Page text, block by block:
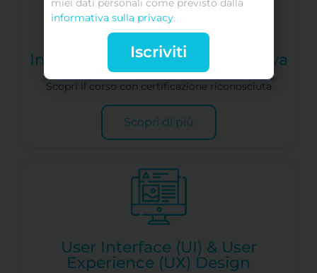
Intelligenza Artificiale Generativa
Scopri il corso con certificazione riconosciuta
Scopri di più
User Interface (UI) & User
Experience (UX) Design
miei dati personali come previsto dalla
informativa sulla privacy.
Iscriviti